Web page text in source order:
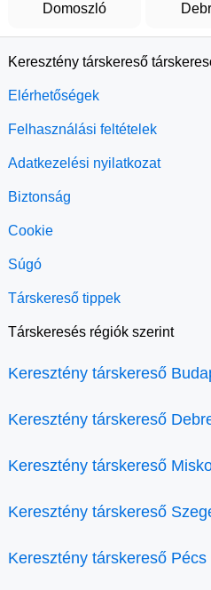
Domoszló
Keresztény társkereső
Elérhetőségek
Felhasználási feltételek
Adatkezelési nyilatkozat
Biztonság
Cookie
Súgó
Társkereső tippek
Társkeresés régiók szerint
Keresztény társkereső
Keresztény társkereső
Keresztény társkereső
Keresztény társkereső
Keresztény társkereső Pécs